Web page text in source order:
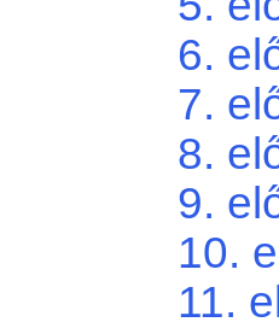
6.
7.
8.
9.
10.
11.